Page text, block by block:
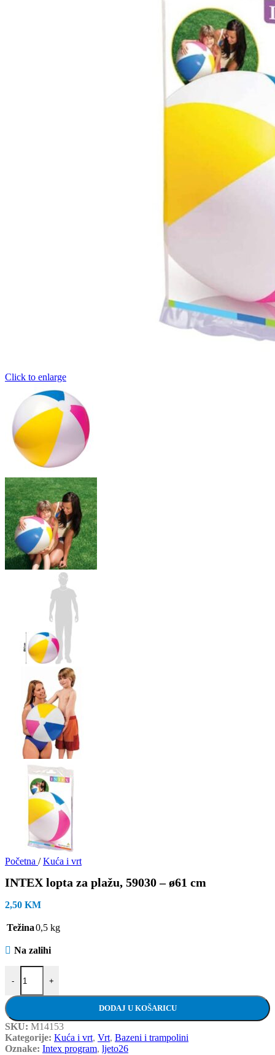
Click to enlarge
Početna / Kuća i vrt
INTEX lopta za plažu, 59030 – ø61 cm
2,50 KM
Težina0,5 kg
Na zalihi
-
INTEX lopta za plažu, 59030 - ø61 cm količina
+
DODAJ U KOŠARICU
SKU: M14153
Kategorije: Kuća i vrt, Vrt, Bazeni i trampolini
Oznake: Intex program, ljeto26